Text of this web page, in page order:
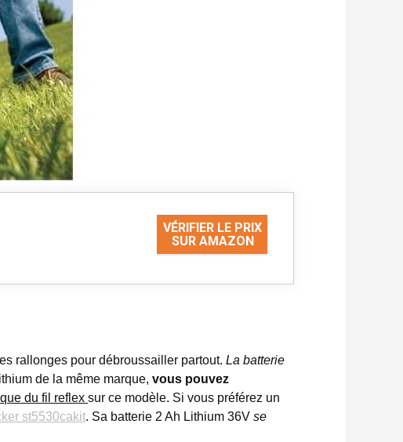
VÉRIFIER LE PRIX
SUR AMAZON
rallonges pour débroussailler partout. La batterie
de la même marque, vous pouvez
du fil reflex sur ce modèle. Si vous préférez un
st5530cakit. Sa batterie 2 Ah Lithium 36V se